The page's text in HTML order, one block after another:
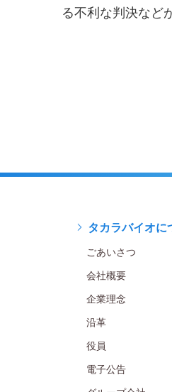
る不利な判決など
タカラバイオに
ごあいさつ
会社概要
企業理念
沿革
役員
電子公告